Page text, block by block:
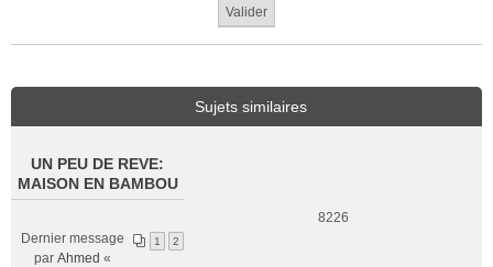
Sujets similaires
UN PEU DE REVE:
MAISON EN BAMBOU
1 2
Dernier message
par Ahmed «
8226